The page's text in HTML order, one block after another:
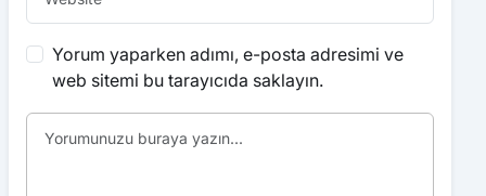
Yorum yaparken adımı, e-posta adresimi ve
web sitemi bu tarayıcıda saklayın.